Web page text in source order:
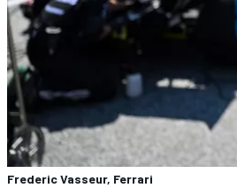
Frederic Vasseur, Ferrari